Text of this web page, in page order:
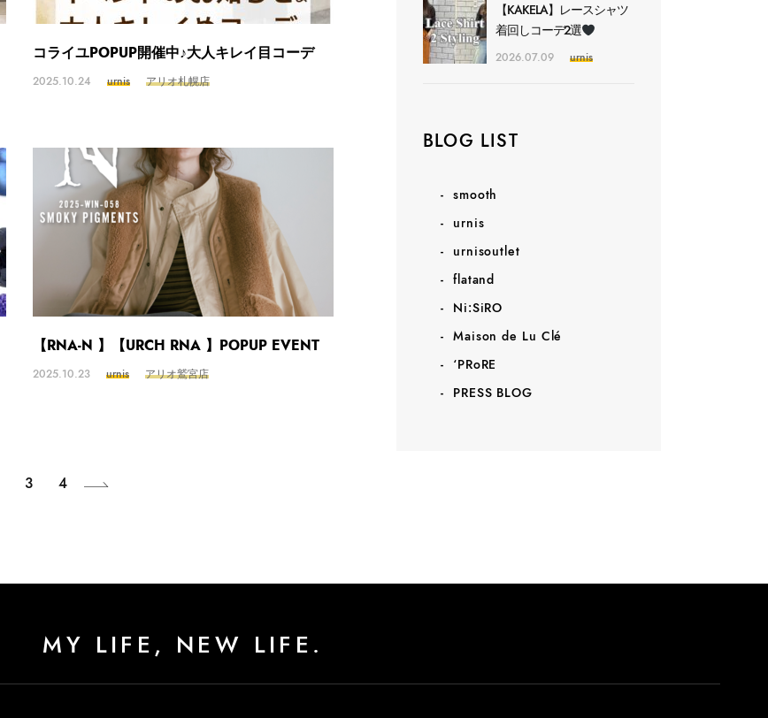
コライユPOPUP開催中♪大人キレイ目コーデ
2025.10.24 urnis アリオ札幌店
【RNA-N 】【URCH RNA 】POPUP EVENT
2025.10.23 urnis アリオ鷲宮店
3 4
【KAKELA】レースシャツ
着回しコーデ2選
2026.07.09 urnis
BLOG LIST
smooth
urnis
urnisoutlet
flatand
Ni:SiRO
Maison de Lu Clé
‘PRoRE
PRESS BLOG
MY LIFE, NEW LIFE.